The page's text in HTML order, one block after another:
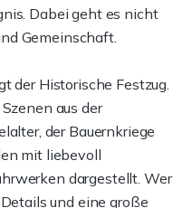
Dabei geht es nicht
Gemeinschaft.
der Historische Festzug.
aus der
der Bauernkriege
mit liebevoll
dargestellt. Wer
und eine große